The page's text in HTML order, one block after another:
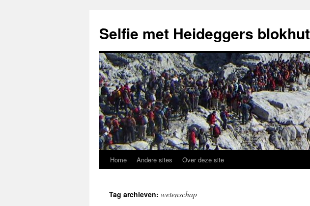
Selfie met Heideggers blokhut
Home Andere sites Over deze site
Tag archieven: wetenschap